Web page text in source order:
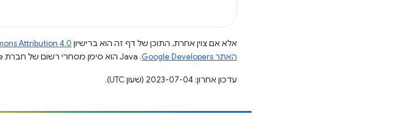
אלא אם צוין אחרת, התוכן של דף זה הוא ברישיון Attribution 4.0
האתר Google Developers‏
.‏ Java הוא סימן מסחרי רשום של חברת Oracle ו/או של השותפים העצמאיים שלה.
עדכון אחרון: 2023-07-04 (שעון UTC).